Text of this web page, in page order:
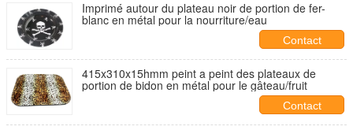
Imprimé autour du plateau noir de portion de fer-
blanc en métal pour la nourriture/eau
Contact
415x310x15hmm peint a peint des plateaux de
portion de bidon en métal pour le gâteau/fruit
Contact